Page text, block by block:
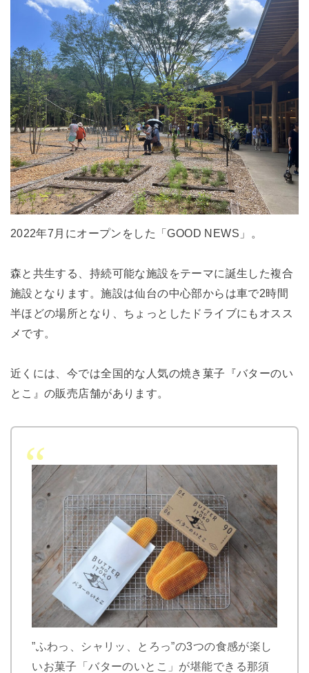
2022年7月にオープンをした「GOOD NEWS」。
森と共生する、持続可能な施設をテーマに誕生した複合
施設となります。施設は仙台の中心部からは車で2時間
半ほどの場所となり、ちょっとしたドライブにもオスス
メです。
近くには、今では全国的な人気の焼き菓子『バターのい
とこ』の販売店舗があります。
”ふわっ、シャリッ、とろっ”の3つの食感が楽し
いお菓子「バターのいとこ」が堪能できる那須